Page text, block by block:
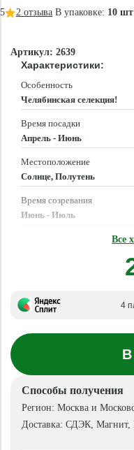
В упаковке: 10 шт
5 2 отзыва
Артикул: 2639
Характеристики:
Особенность
Челябинская селекция!
Время посадки
Апрель - Июнь
Местоположение
Солнце, Полутень
Время созревания
Июнь - Июль
Все
4
В
Способы получения
Регион: Москва и
Доставка: СДЭК, Магнит,